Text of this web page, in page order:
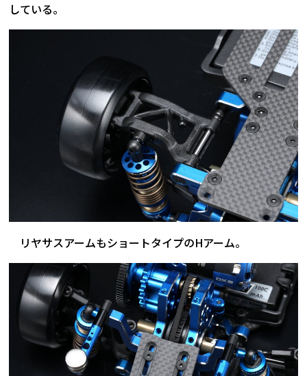
している。
リヤサスアームもショートタイプのHアーム。